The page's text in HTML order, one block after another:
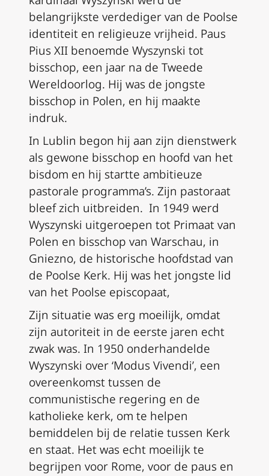
belangrijkste verdediger van de Poolse
identiteit en religieuze vrijheid. Paus
Pius XII benoemde Wyszynski tot
bisschop, een jaar na de Tweede
Wereldoorlog. Hij was de jongste
bisschop in Polen, en hij maakte
indruk.
In Lublin begon hij aan zijn dienstwerk
als gewone bisschop en hoofd van het
bisdom en hij startte ambitieuze
pastorale programma’s. Zijn pastoraat
bleef zich uitbreiden. In 1949 werd
Wyszynski uitgeroepen tot Primaat van
Polen en bisschop van Warschau, in
Gniezno, de historische hoofdstad van
de Poolse Kerk. Hij was het jongste lid
van het Poolse episcopaat,
Zijn situatie was erg moeilijk, omdat
zijn autoriteit in de eerste jaren echt
zwak was. In 1950 onderhandelde
Wyszynski over ‘Modus Vivendi’, een
overeenkomst tussen de
communistische regering en de
katholieke kerk, om te helpen
bemiddelen bij de relatie tussen Kerk
en staat. Het was echt moeilijk te
begrijpen voor Rome, voor de paus en